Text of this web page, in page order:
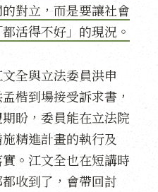
對立，而是要讓社會
活得不好」的現況。
全與立法委員洪申
楷到場接受訴求書，
盼，委員能在立法院
精進計畫的執行及
。江文全也在短講時
收到了，會帶回討